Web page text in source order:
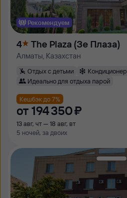
Рекомендуем
4 The Plaza (Зе Плаза)
Алматы, Казахстан
Отдых с детьми Кондиционер
Идеально для отдыха парой
Кешбэк до 7%
от 194 ⁠350 ⁠₽
13 авг, чт — 18 авг, вт
5 ночей, за двоих